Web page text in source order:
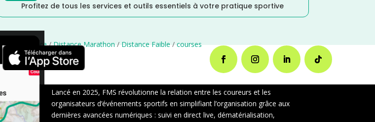
Profitez de tous les services et outils essentiels à votre pratique sportive
×
/Mars France/Distance Marathon/Distance Faible/courses
Lancé en 2025, FMS révolutionne la relation entre les coureurs et les
organisateurs d’événements sportifs en simplifiant l’organisation grâce aux
dernières avancées numériques : suivi en direct live, dématérialisation,